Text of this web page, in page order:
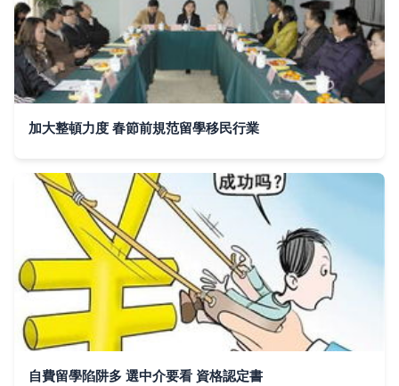
加大整頓力度 春節前規范留學移民行業
自費留學陷阱多 選中介要看 資格認定書